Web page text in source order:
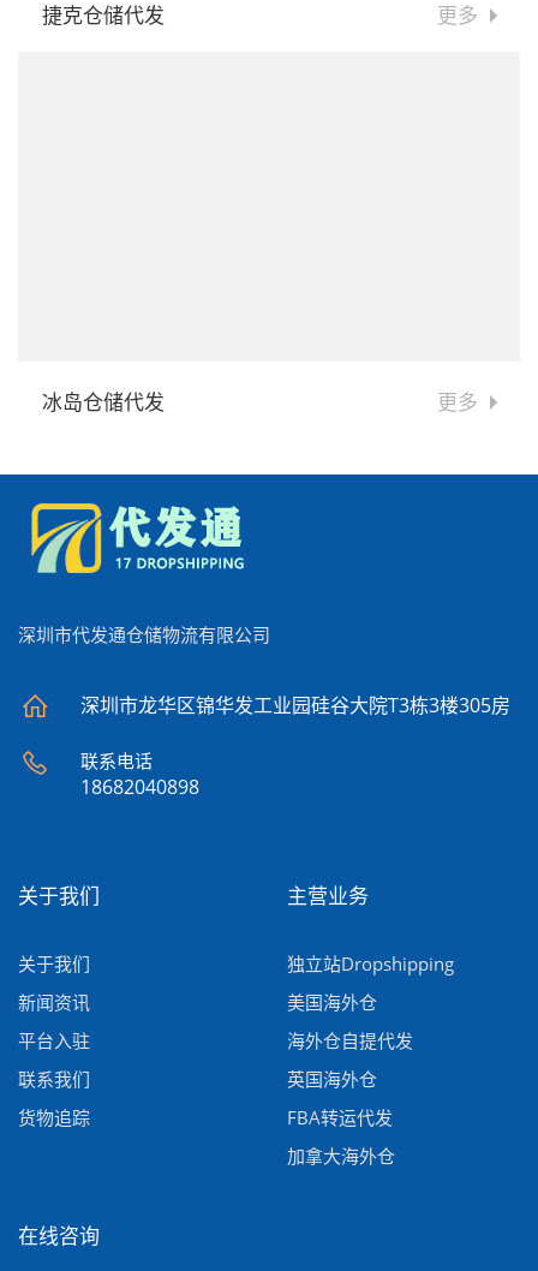
捷克仓储代发 更多
冰岛仓储代发 更多
深圳市代发通仓储物流有限公司
深圳市龙华区锦华发工业园硅谷大院T3栋3楼305房
联系电话
18682040898
关于我们
关于我们
新闻资讯
平台入驻
联系我们
货物追踪
主营业务
独立站Dropshipping
美国海外仓
海外仓自提代发
英国海外仓
FBA转运代发
加拿大海外仓
在线咨询